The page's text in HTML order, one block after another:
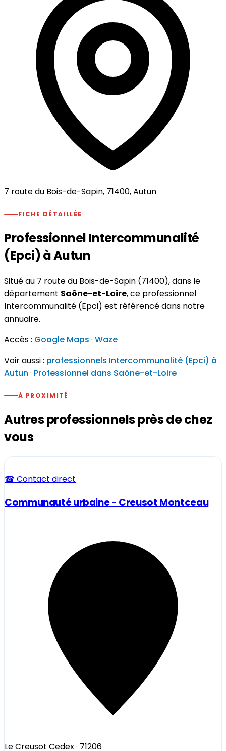
7 route du Bois-de-Sapin, 71400, Autun
FICHE DÉTAILLÉE
Professionnel Intercommunalité
(Epci) à Autun
Situé au 7 route du Bois-de-Sapin (71400), dans le
département Saône-et-Loire, ce professionnel
Intercommunalité (Epci) est référencé dans notre
annuaire.
Accès : Google Maps · Waze
Voir aussi : professionnels Intercommunalité (Epci) à
Autun · Professionnel dans Saône-et-Loire
À PROXIMITÉ
Autres professionnels près de chez
vous
☎ Contact direct
Communauté urbaine - Creusot Montceau
Le Creusot Cedex· 71206